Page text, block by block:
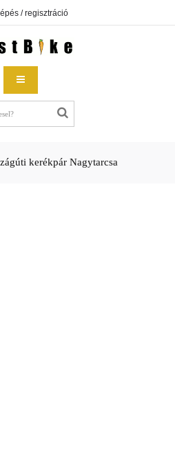
/ regisztráció
kerékpár Nagytarcsa